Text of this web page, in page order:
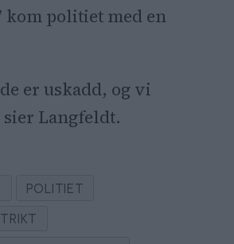
kom politiet med en
er uskadd, og vi
Langfeldt.
POLITIET